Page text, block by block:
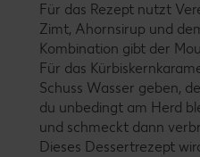
Für das Rezept nutzt
Zimt, Ahornsirup und
Kombination gibt der
Für das
Schuss Wasser geben,
du unbedingt am Herd
und schmeckt dann
Dieses Dessertrezept